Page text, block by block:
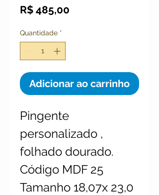
R$ 485,00
Quantidade *
Adicionar ao carrinho
Pingente
personalizado ,
folhado dourado.
Código MDF 25
Tamanho 18,07x 23,0